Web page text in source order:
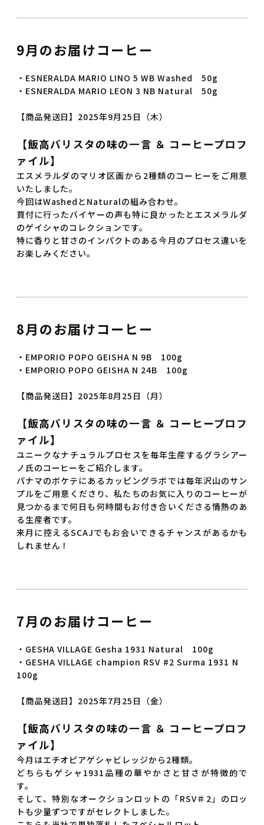
9月のお届けコーヒー
・ESNERALDA MARIO LINO 5 WB Washed 50g
・ESNERALDA MARIO LEON 3 NB Natural 50g
【商品発送日】2025年9月25日（木）
【飯高バリスタの味の一言 ＆ コーヒープロフ
ァイル】
エスメラルダのマリオ区画から2種類のコーヒーをご用意
いたしました。
今回はWashedとNaturalの組み合わせ。
買付に行ったバイヤーの声も特に良かったとエスメラルダ
のゲイシャのコレクションです。
特に香りと甘さのインパクトのある今月のプロセス違いを
お楽しみください。
8月のお届けコーヒー
・EMPORIO POPO GEISHA N 9B 100g
・EMPORIO POPO GEISHA N 24B 100g
【商品発送日】2025年8月25日（月）
【飯高バリスタの味の一言 ＆ コーヒープロフ
ァイル】
ユニークなナチュラルプロセスを毎年生産するグラシアー
ノ氏のコーヒーをご紹介します。
パナマのボケテにあるカッピングラボでは毎年沢山のサン
プルをご用意くださり、私たちのお気に入りのコーヒーが
見つかるまで何日も何時間もお付き合いくださる情熱のあ
る生産者です。
来月に控えるSCAJでもお会いできるチャンスがあるかも
しれません！
7月のお届けコーヒー
・GESHA VILLAGE Gesha 1931 Natural 100g
・GESHA VILLAGE champion RSV #2 Surma 1931 N
100g
【商品発送日】2025年7月25日（金）
【飯高バリスタの味の一言 ＆ コーヒープロフ
ァイル】
今月はエチオピアゲシャビレッジから2種類。
どちらもゲシャ1931品種の華やかさと甘さが特徴的で
す。
そして、特別なオークションロットの「RSV＃2」のロッ
トも少量ずつですがセレクトしました。